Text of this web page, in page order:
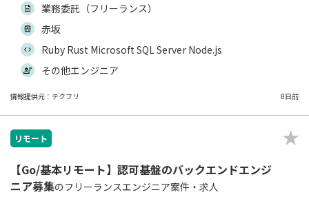
業務委託（フリーランス）
赤坂
Ruby Rust Microsoft SQL Server Node.js
その他エンジニア
情報提供元：テクフリ 8日前
リモート
【Go/基本リモート】認可基盤のバックエンドエンジ
ニア募集のフリーランスエンジニア案件・求人